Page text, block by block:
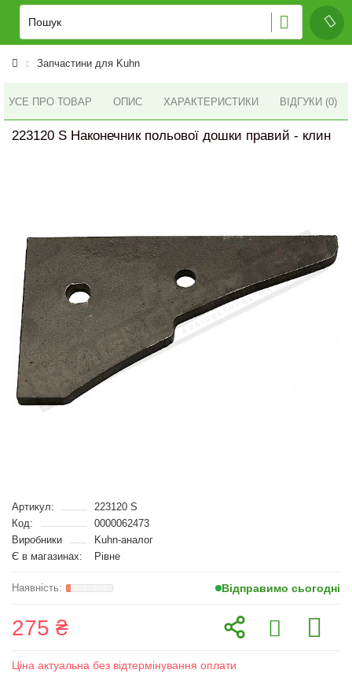
Запчастини для Kuhn
УСЕ ПРО ТОВАР ОПИС ХАРАКТЕРИСТИКИ ВІДГУКИ (0)
223120 S Наконечник польової дошки правий - клин
Артикул:
223120 S
Код:
0000062473
Виробники
Kuhn-аналог
Є в магазинах:
Рівне
Відправимо сьогодні
275 ₴
Ціна актуальна без відтермінування оплати